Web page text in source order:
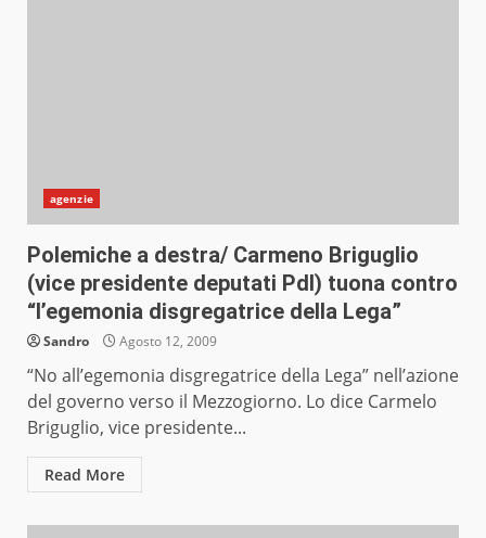
agenzie
Polemiche a destra/ Carmeno Briguglio
(vice presidente deputati Pdl) tuona contro
“l’egemonia disgregatrice della Lega”
Sandro Agosto 12, 2009
“No all’egemonia disgregatrice della Lega” nell’azione
del governo verso il Mezzogiorno. Lo dice Carmelo
Briguglio, vice presidente...
Read More